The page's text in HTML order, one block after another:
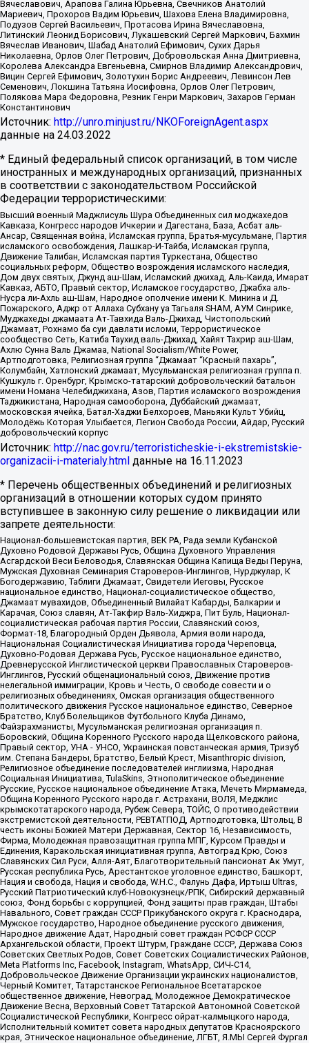
Вячеславович, Арапова Галина Юрьевна, Свечников Анатолий
Мариевич, Прохоров Вадим Юрьевич, Шахова Елена Владимировна,
Подузов Сергей Васильевич, Протасова Ирина Вячеславовна,
Литинский Леонид Борисович, Лукашевский Сергей Маркович, Бахмин
Вячеслав Иванович, Шабад Анатолий Ефимович, Сухих Дарья
Николаевна, Орлов Олег Петрович, Добровольская Анна Дмитриевна,
Королева Александра Евгеньевна, Смирнов Владимир Александрович,
Вицин Сергей Ефимович, Золотухин Борис Андреевич, Левинсон Лев
Семенович, Локшина Татьяна Иосифовна, Орлов Олег Петрович,
Полякова Мара Федоровна, Резник Генри Маркович, Захаров Герман
Константинович
Источник: http://unro.minjust.ru/NKOForeignAgent.aspx
данные на 24.03.2022
* Единый федеральный список организаций, в том числе
иностранных и международных организаций, признанных
в соответствии с законодательством Российской
Федерации террористическими:
Высший военный Маджлисуль Шура Объединенных сил моджахедов
Кавказа, Конгресс народов Ичкерии и Дагестана, База, Асбат аль-
Ансар, Священная война, Исламская группа, Братья-мусульмане, Партия
исламского освобождения, Лашкар-И-Тайба, Исламская группа,
Движение Талибан, Исламская партия Туркестана, Общество
социальных реформ, Общество возрождения исламского наследия,
Дом двух святых, Джунд аш-Шам, Исламский джихад, Аль-Каида, Имарат
Кавказ, АБТО, Правый сектор, Исламское государство, Джабха аль-
Нусра ли-Ахль аш-Шам, Народное ополчение имени К. Минина и Д.
Пожарского, Аджр от Аллаха Субхану уа Тагьаля SHAM, АУМ Синрике,
Муджахеды джамаата Ат-Тавхида Валь-Джихад, Чистопольский
Джамаат, Рохнамо ба суи давлати исломи, Террористическое
сообщество Сеть, Катиба Таухид валь-Джихад, Хайят Тахрир аш-Шам,
Ахлю Сунна Валь Джамаа, National Socialism/White Power,
Артподготовка, Религиозная группа “Джамаат “Красный пахарь”,
Колумбайн, Хатлонский джамаат, Мусульманская религиозная группа п.
Кушкуль г. Оренбург, Крымско-татарский добровольческий батальон
имени Номана Челебиджихана, Азов, Партия исламского возрождения
Таджикистана, Народная самооборона, Дуббайский джамаат,
московская ячейка, Батал-Хаджи Белхороев, Маньяки Культ Убийц,
Молодёжь Которая Улыбается, Легион Свобода России, Айдар, Русский
добровольческий корпус
Источник: http://nac.gov.ru/terroristicheskie-i-ekstremistskie-
organizacii-i-materialy.html данные на 16.11.2023
* Перечень общественных объединений и религиозных
организаций в отношении которых судом принято
вступившее в законную силу решение о ликвидации или
запрете деятельности:
Национал-большевистская партия, ВЕК РА, Рада земли Кубанской
Духовно Родовой Державы Русь, Община Духовного Управления
Асгардской Веси Беловодья, Славянская Община Капища Веды Перуна,
Мужская Духовная Семинария Староверов-Инглингов, Нурджулар, К
Богодержавию, Таблиги Джамаат, Свидетели Иеговы, Русское
национальное единство, Национал-социалистическое общество,
Джамаат мувахидов, Объединенный Вилайат Кабарды, Балкарии и
Карачая, Союз славян, Ат-Такфир Валь-Хиджра, Пит Буль, Национал-
социалистическая рабочая партия России, Славянский союз,
Формат-18, Благородный Орден Дьявола, Армия воли народа,
Национальная Социалистическая Инициатива города Череповца,
Духовно-Родовая Держава Русь, Русское национальное единство,
Древнерусской Инглистической церкви Православных Староверов-
Инглингов, Русский общенациональный союз, Движение против
нелегальной иммиграции, Кровь и Честь, О свободе совести и о
религиозных объединениях, Омская организация общественного
политического движения Русское национальное единство, Северное
Братство, Клуб Болельщиков Футбольного Клуба Динамо,
Файзрахманисты, Мусульманская религиозная организация п.
Боровский, Община Коренного Русского народа Щелковского района,
Правый сектор, УНА - УНСО, Украинская повстанческая армия, Тризуб
им. Степана Бандеры, Братство, Белый Крест, Misanthropic division,
Религиозное объединение последователей инглиизма, Народная
Социальная Инициатива, TulaSkins, Этнополитическое объединение
Русские, Русское национальное объединение Атака, Мечеть Мирмамеда,
Община Коренного Русского народа г. Астрахани, ВОЛЯ, Меджлис
крымскотатарского народа, Рубеж Севера, ТОЙС, О противодействии
экстремистской деятельности, РЕВТАТПОД, Артподготовка, Штольц, В
честь иконы Божией Матери Державная, Сектор 16, Независимость,
Фирма, Молодежная правозащитная группа МПГ, Курсом Правды и
Единения, Каракольская инициативная группа, Автоград Крю, Союз
Славянских Сил Руси, Алля-Аят, Благотворительный пансионат Ак Умут,
Русская республика Русь, Арестантское уголовное единство, Башкорт,
Нация и свобода, Нация и свобода, W.H.С., Фалунь Дафа, Иртыш Ultras,
Русский Патриотический клуб-Новокузнецк/РПК, Сибирский державный
союз, Фонд борьбы с коррупцией, Фонд защиты прав граждан, Штабы
Навального, Совет граждан СССР Прикубанского округа г. Краснодара,
Мужское государство, Народное объединение русского движения,
Народное движение Адат, Народный совет граждан РСФСР СССР
Архангельской области, Проект Штурм, Граждане СССР, Держава Союз
Советских Светлых Родов, Совет Советских Социалистических Районов,
Meta Platforms Inc, Facebook, Instagram, WhatsApp, СИЧ-С14,
Добровольческое Движение Организации украинских националистов,
Черный Комитет, Татарстанское Региональное Всетатарское
общественное движение, Невоград, Молодежное Демократическое
Движение Весна, Верховный Совет Татарской Автономной Советской
Социалистической Республики, Конгресс ойрат-калмыцкого народа,
Исполнительный комитет совета народных депутатов Красноярского
края, Этническое национальное объединение, ЛГБТ, Я.МЫ Сергей Фургал